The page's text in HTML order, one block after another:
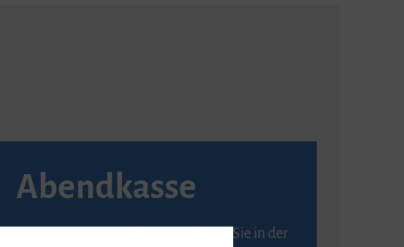
Abendkasse
Karten an der Abendkasse erhalten Sie in der